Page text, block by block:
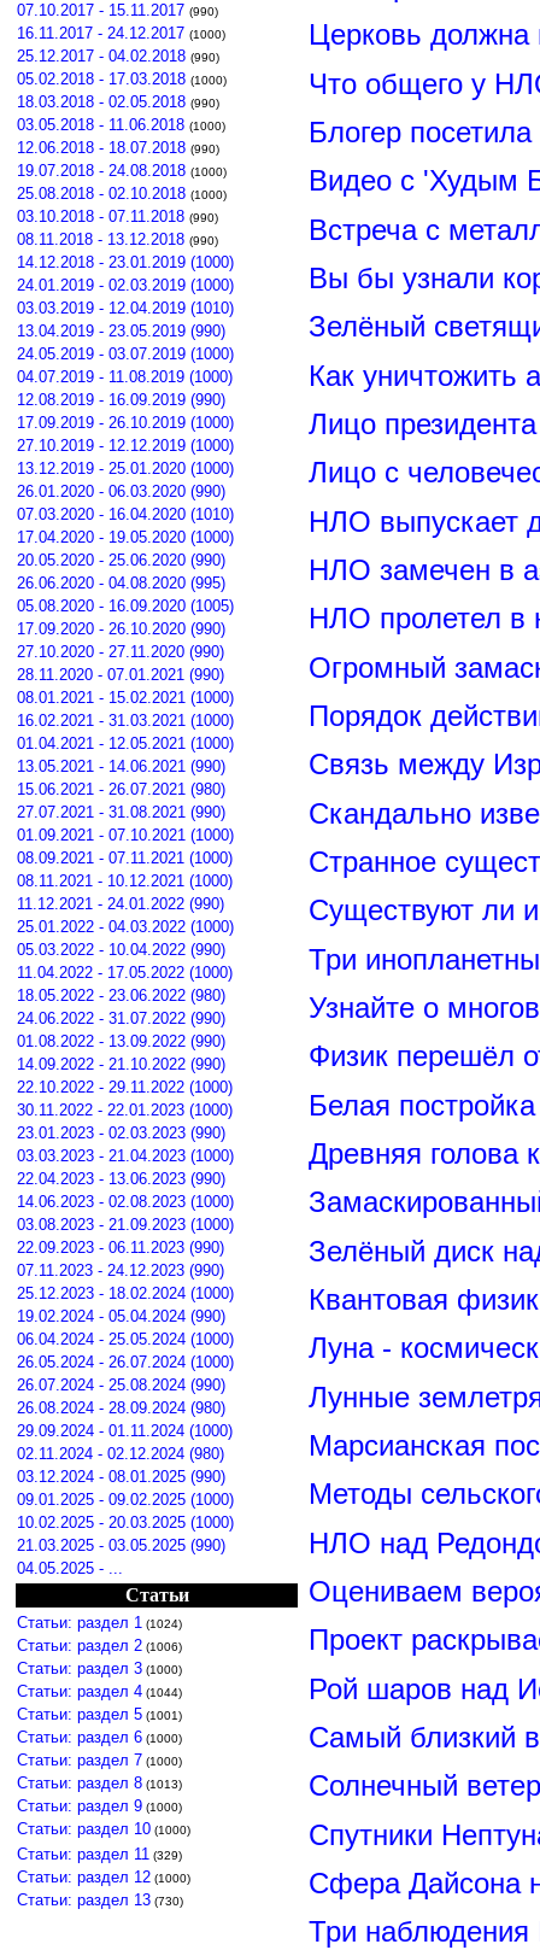
07.10.2017 - 15.11.2017 (990)
16.11.2017 - 24.12.2017 (1000)
25.12.2017 - 04.02.2018 (990)
05.02.2018 - 17.03.2018 (1000)
18.03.2018 - 02.05.2018 (990)
03.05.2018 - 11.06.2018 (1000)
12.06.2018 - 18.07.2018 (990)
19.07.2018 - 24.08.2018 (1000)
25.08.2018 - 02.10.2018 (1000)
03.10.2018 - 07.11.2018 (990)
08.11.2018 - 13.12.2018 (990)
14.12.2018 - 23.01.2019 (1000)
24.01.2019 - 02.03.2019 (1000)
03.03.2019 - 12.04.2019 (1010)
13.04.2019 - 23.05.2019 (990)
24.05.2019 - 03.07.2019 (1000)
04.07.2019 - 11.08.2019 (1000)
12.08.2019 - 16.09.2019 (990)
17.09.2019 - 26.10.2019 (1000)
27.10.2019 - 12.12.2019 (1000)
13.12.2019 - 25.01.2020 (1000)
26.01.2020 - 06.03.2020 (990)
07.03.2020 - 16.04.2020 (1010)
17.04.2020 - 19.05.2020 (1000)
20.05.2020 - 25.06.2020 (990)
26.06.2020 - 04.08.2020 (995)
05.08.2020 - 16.09.2020 (1005)
17.09.2020 - 26.10.2020 (990)
27.10.2020 - 27.11.2020 (990)
28.11.2020 - 07.01.2021 (990)
08.01.2021 - 15.02.2021 (1000)
16.02.2021 - 31.03.2021 (1000)
01.04.2021 - 12.05.2021 (1000)
13.05.2021 - 14.06.2021 (990)
15.06.2021 - 26.07.2021 (980)
27.07.2021 - 31.08.2021 (990)
01.09.2021 - 07.10.2021 (1000)
08.09.2021 - 07.11.2021 (1000)
08.11.2021 - 10.12.2021 (1000)
11.12.2021 - 24.01.2022 (990)
25.01.2022 - 04.03.2022 (1000)
05.03.2022 - 10.04.2022 (990)
11.04.2022 - 17.05.2022 (1000)
18.05.2022 - 23.06.2022 (980)
24.06.2022 - 31.07.2022 (990)
01.08.2022 - 13.09.2022 (990)
14.09.2022 - 21.10.2022 (990)
22.10.2022 - 29.11.2022 (1000)
30.11.2022 - 22.01.2023 (1000)
23.01.2023 - 02.03.2023 (990)
03.03.2023 - 21.04.2023 (1000)
22.04.2023 - 13.06.2023 (990)
14.06.2023 - 02.08.2023 (1000)
03.08.2023 - 21.09.2023 (1000)
22.09.2023 - 06.11.2023 (990)
07.11.2023 - 24.12.2023 (990)
25.12.2023 - 18.02.2024 (1000)
19.02.2024 - 05.04.2024 (990)
06.04.2024 - 25.05.2024 (1000)
26.05.2024 - 26.07.2024 (1000)
26.07.2024 - 25.08.2024 (990)
26.08.2024 - 28.09.2024 (980)
29.09.2024 - 01.11.2024 (1000)
02.11.2024 - 02.12.2024 (980)
03.12.2024 - 08.01.2025 (990)
09.01.2025 - 09.02.2025 (1000)
10.02.2025 - 20.03.2025 (1000)
21.03.2025 - 03.05.2025 (990)
04.05.2025 - ...
Статьи
Статьи: раздел 1 (1024)
Статьи: раздел 2 (1006)
Статьи: раздел 3 (1000)
Статьи: раздел 4 (1044)
Статьи: раздел 5 (1001)
Статьи: раздел 6 (1000)
Статьи: раздел 7 (1000)
Статьи: раздел 8 (1013)
Статьи: раздел 9 (1000)
Статьи: раздел 10 (1000)
Статьи: раздел 11 (329)
Статьи: раздел 12 (1000)
Статьи: раздел 13 (730)
Церковь должна
Что общего у
Блогер
Видео с 'Худым
Встреча с
Вы бы узнали
Зелёный
Как уничтожить
Лицо
Лицо с
НЛО выпускает
НЛО замечен в
НЛО пролетел в
Огромный
Порядок
Связь между
Скандально
Странное
Существуют ли
Три
Узнайте о
Физик перешёл
Белая
Древняя голова
Зелёный диск
Квантовая
Луна -
Лунные
Марсианская
Методы
НЛО над
Оцениваем
Проект
Рой шаров над
Самый близкий
Солнечный
Спутники
Сфера Дайсона
Три